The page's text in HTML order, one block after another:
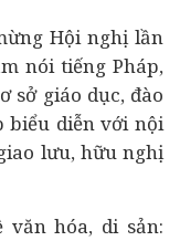
Hội nghị lần
nói tiếng Pháp,
sở giáo dục, đào
biểu diễn với nội
lưu, hữu nghị
văn hóa, di sản: